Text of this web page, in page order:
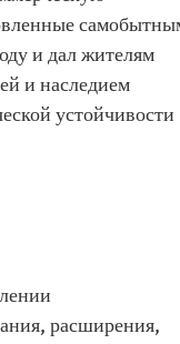
и дал жителям
и наследием
устойчивости
расширения,